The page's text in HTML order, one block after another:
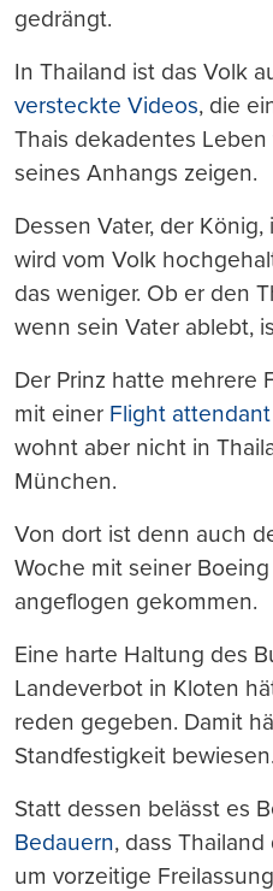
gedrängt.
In Thailand ist das Volk
versteckte Videos, die
Thais dekadentes
seines Anhangs zeigen.
Dessen Vater, der
wird vom Volk
das weniger. Ob er den
wenn sein Vater ablebt,
Der Prinz hatte mehrere
mit einer Flight
wohnt aber nicht in
München.
Von dort ist denn auch
Woche mit seiner
angeflogen gekommen.
Eine harte Haltung des
Landeverbot in Kloten
reden gegeben. Damit
Standfestigkeit bewiesen.
Statt dessen belässt es
Bedauern, dass
um vorzeitige